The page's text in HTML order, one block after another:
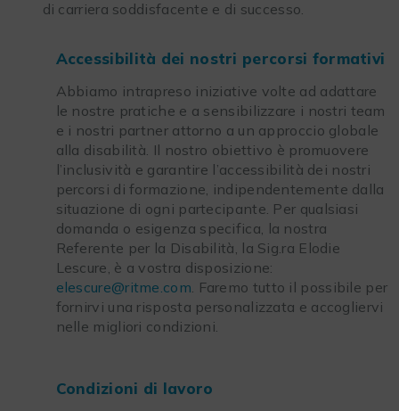
di carriera soddisfacente e di successo.
Accessibilità dei nostri percorsi formativi
Abbiamo intrapreso iniziative volte ad adattare
le nostre pratiche e a sensibilizzare i nostri team
e i nostri partner attorno a un approccio globale
alla disabilità. Il nostro obiettivo è promuovere
l’inclusività e garantire l’accessibilità dei nostri
percorsi di formazione, indipendentemente dalla
situazione di ogni partecipante. Per qualsiasi
domanda o esigenza specifica, la nostra
Referente per la Disabilità, la Sig.ra Elodie
Lescure, è a vostra disposizione:
elescure@ritme.com . Faremo tutto il possibile per
fornirvi una risposta personalizzata e accogliervi
nelle migliori condizioni.
Condizioni di lavoro